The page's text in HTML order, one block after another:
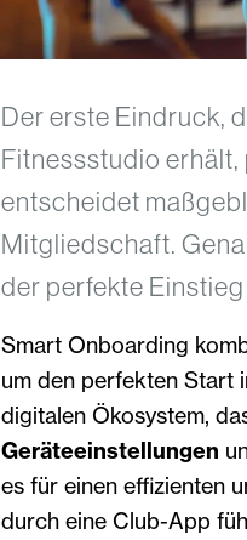
Der erste Eindruck,
Fitnessstudio erhält,
entscheidet
Mitgliedschaft.
der perfekte
Smart Onboarding
um den perfekten Start
digitalen Ökosystem,
Geräteeinstellungen
es für einen effizienten
durch eine Club-App